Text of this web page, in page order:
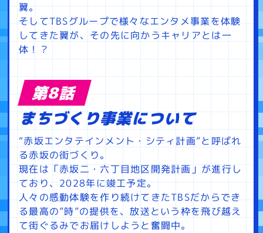
翼。
そしてTBSグループで様々なエンタメ事業を体験
してきた翼が、その先に向かうキャリアとは一
体！？
第8話
まちづくり事業について
“赤坂エンタテインメント・シティ計画”と呼ばれ
る赤坂の街づくり。
現在は「赤坂二・六丁目地区開発計画」が進行し
ており、2028年に竣工予定。
人々の感動体験を作り続けてきたTBSだからでき
る最高の”時”の提供を、放送という枠を飛び越え
て街ぐるみでお届けしようと奮闘中。